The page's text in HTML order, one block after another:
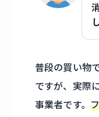
普段の買い物
ですが、実際
事業者です。